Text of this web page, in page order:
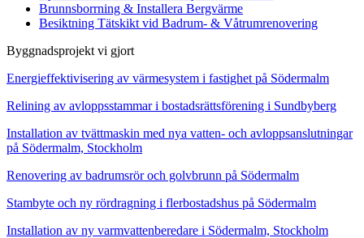
Brunnsborrning & Installera Bergvärme
Besiktning Tätskikt vid Badrum- & Våtrumrenovering
Byggnadsprojekt vi gjort
Energieffektivisering av värmesystem i fastighet på Södermalm
Relining av avloppsstammar i bostadsrättsförening i Sundbyberg
Installation av tvättmaskin med nya vatten- och avloppsanslutningar
på Södermalm, Stockholm
Renovering av badrumsrör och golvbrunn på Södermalm
Stambyte och ny rördragning i flerbostadshus på Södermalm
Installation av ny varmvattenberedare i Södermalm, Stockholm